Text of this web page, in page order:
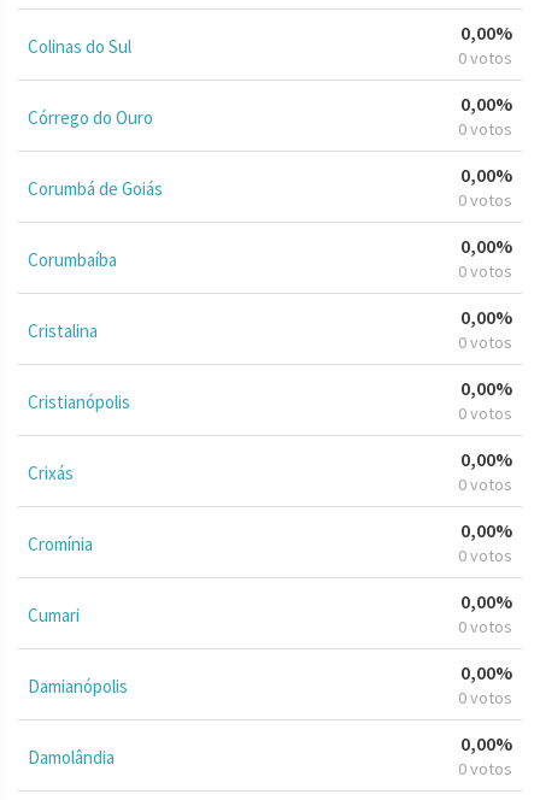
Colinas do Sul
0,00%
0 votos
Córrego do Ouro
0,00%
0 votos
Corumbá de Goiás
0,00%
0 votos
Corumbaíba
0,00%
0 votos
Cristalina
0,00%
0 votos
Cristianópolis
0,00%
0 votos
Crixás
0,00%
0 votos
Cromínia
0,00%
0 votos
Cumari
0,00%
0 votos
Damianópolis
0,00%
0 votos
Damolândia
0,00%
0 votos